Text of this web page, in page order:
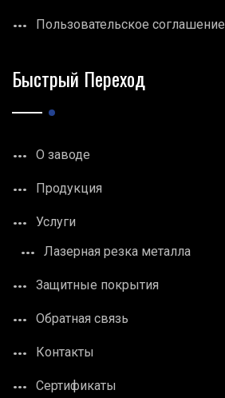
Пользовательское соглашение
Быстрый Переход
О заводе
Продукция
Услуги
Лазерная резка металла
Защитные покрытия
Обратная связь
Контакты
Сертификаты